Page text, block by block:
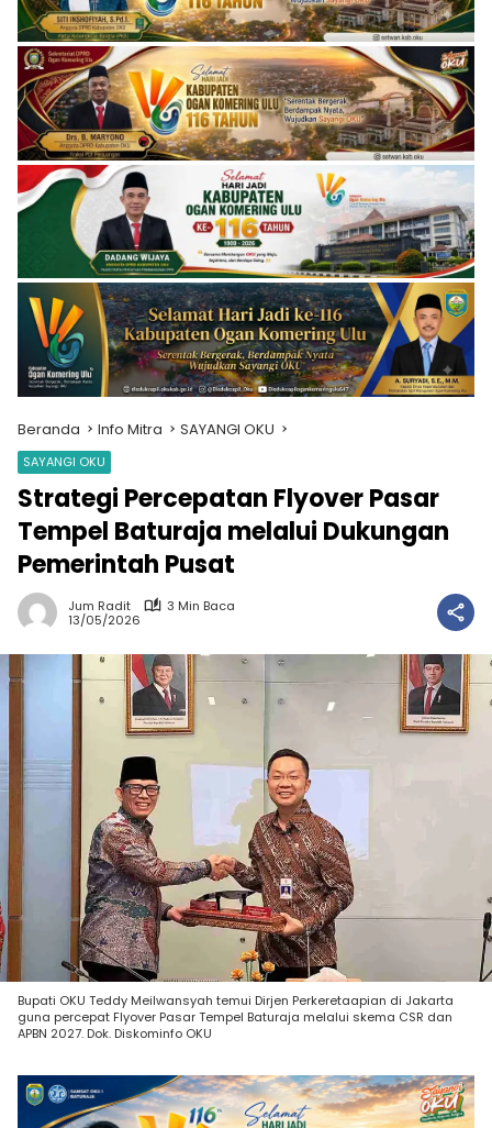
Beranda Info Mitra SAYANGI OKU
SAYANGI OKU
Strategi Percepatan Flyover Pasar
Tempel Baturaja melalui Dukungan
Pemerintah Pusat
Jum Radit
3 Min Baca
13/05/2026
Bupati OKU Teddy Meilwansyah temui Dirjen Perkeretaapian di Jakarta
guna percepat Flyover Pasar Tempel Baturaja melalui skema CSR dan
APBN 2027. Dok. Diskominfo OKU